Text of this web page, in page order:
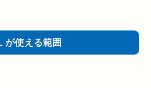
が使える範囲